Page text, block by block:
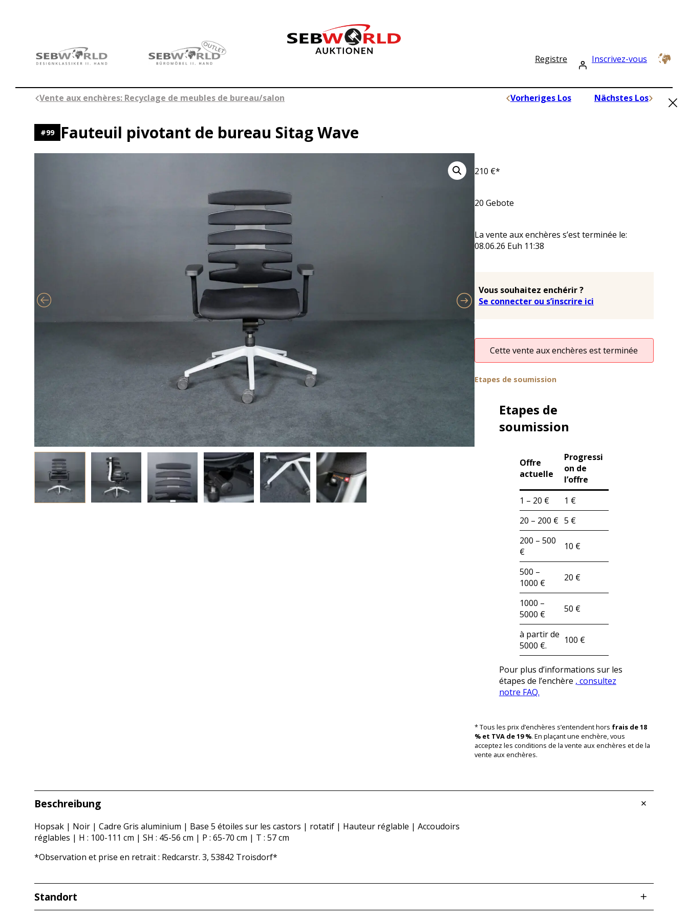
Registre Inscrivez-vous
Vente aux enchères: Recyclage de meubles de bureau/salon Vorheriges Los Nächstes Los
#99 Fauteuil pivotant de bureau Sitag Wave
210 €*
20 Gebote
La vente aux enchères s’est terminée le:
08.06.26 Euh 11:38
Vous souhaitez enchérir ?
Se connecter ou s’inscrire ici
Cette vente aux enchères est terminée
Etapes de soumission
Etapes de
soumission
Offre
actuelle
Progressi
on de
l’offre
1 – 20 €
1 €
20 – 200 € 5 €
200 – 500
€
10 €
500 –
1000 €
20 €
1000 –
5000 €
50 €
à partir de
5000 €.
100 €
Pour plus d’informations sur les
étapes de l’enchère , consultez
notre FAQ.
×
* Tous les prix d’enchères s’entendent hors frais de 18
% et TVA de 19 %. En plaçant une enchère, vous
acceptez les conditions de la vente aux enchères et de la
vente aux enchères.
Beschreibung
Hopsak | Noir | Cadre Gris aluminium | Base 5 étoiles sur les castors | rotatif | Hauteur réglable | Accoudoirs
réglables | H : 100-111 cm | SH : 45-56 cm | P : 65-70 cm | T : 57 cm
*Observation et prise en retrait : Redcarstr. 3, 53842 Troisdorf*
Standort